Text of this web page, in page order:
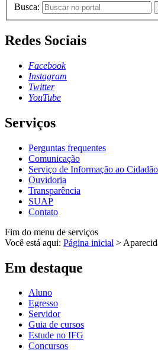
Busca:
Redes Sociais
Facebook
Instagram
Twitter
YouTube
Serviços
Perguntas frequentes
Comunicação
Serviço de Informação ao Cidadão
Ouvidoria
Transparência
SUAP
Contato
Fim do menu de serviços
Você está aqui: Página inicial >
Em destaque
Aluno
Egresso
Servidor
Guia de cursos
Estude no IFG
Concursos